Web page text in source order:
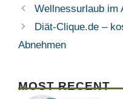
Wellnessurlaub im
Diät-Clique.de –
Abnehmen
MOST RECENT